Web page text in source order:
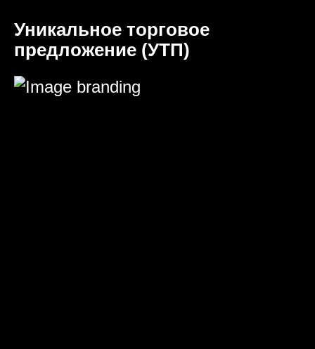
Уникальное торговое
предложение (УТП)